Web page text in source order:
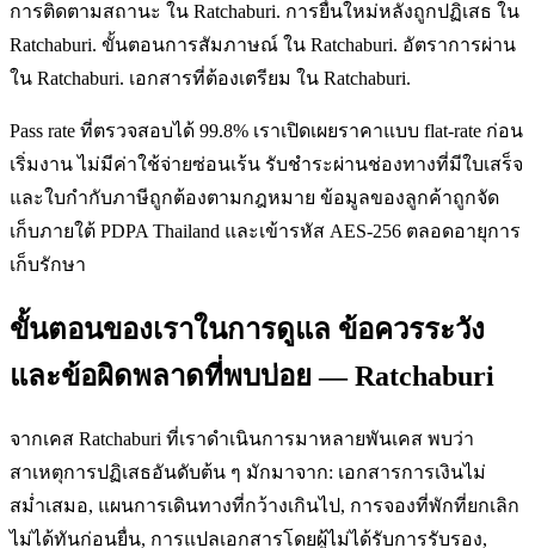
การติดตามสถานะ ใน Ratchaburi. การยื่นใหม่หลังถูกปฏิเสธ ใน
Ratchaburi. ขั้นตอนการสัมภาษณ์ ใน Ratchaburi. อัตราการผ่าน
ใน Ratchaburi. เอกสารที่ต้องเตรียม ใน Ratchaburi.
Pass rate ที่ตรวจสอบได้ 99.8% เราเปิดเผยราคาแบบ flat-rate ก่อน
เริ่มงาน ไม่มีค่าใช้จ่ายซ่อนเร้น รับชำระผ่านช่องทางที่มีใบเสร็จ
และใบกำกับภาษีถูกต้องตามกฎหมาย ข้อมูลของลูกค้าถูกจัด
เก็บภายใต้ PDPA Thailand และเข้ารหัส AES-256 ตลอดอายุการ
เก็บรักษา
ขั้นตอนของเราในการดูแล ข้อควรระวัง
และข้อผิดพลาดที่พบบ่อย — Ratchaburi
จากเคส Ratchaburi ที่เราดำเนินการมาหลายพันเคส พบว่า
สาเหตุการปฏิเสธอันดับต้น ๆ มักมาจาก: เอกสารการเงินไม่
สม่ำเสมอ, แผนการเดินทางที่กว้างเกินไป, การจองที่พักที่ยกเลิก
ไม่ได้ทันก่อนยื่น, การแปลเอกสารโดยผู้ไม่ได้รับการรับรอง,